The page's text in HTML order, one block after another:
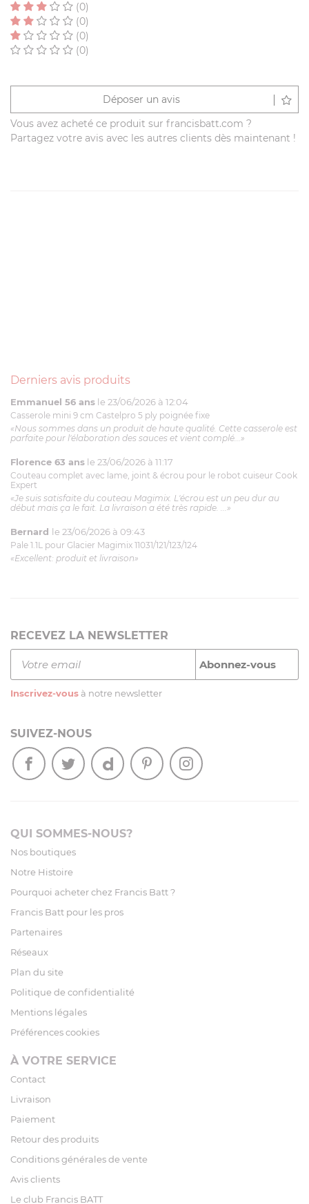
(0)
(0)
(0)
(0)
Déposer un avis
Vous avez acheté ce produit sur francisbatt.com ?
Partagez votre avis avec les autres clients dès maintenant !
Derniers avis produits
Emmanuel 56 ans le 23/06/2026 à 12:04
Casserole mini 9 cm Castelpro 5 ply poignée fixe
«Nous sommes dans un produit de haute qualité. Cette casserole est
parfaite pour l'élaboration des sauces et vient complé...»
Florence 63 ans le 23/06/2026 à 11:17
Couteau complet avec lame, joint & écrou pour le robot cuiseur Cook
Expert
«Je suis satisfaite du couteau Magimix. L'écrou est un peu dur au
début mais ça le fait. La livraison a été très rapide. ...»
Bernard le 23/06/2026 à 09:43
Pale 1.1L pour Glacier Magimix 11031/121/123/124
«Excellent: produit et livraison»
RECEVEZ LA NEWSLETTER
Inscrivez-vous à notre newsletter
SUIVEZ-NOUS
QUI SOMMES-NOUS?
Nos boutiques
Notre Histoire
Pourquoi acheter chez Francis Batt ?
Francis Batt pour les pros
Partenaires
Réseaux
Plan du site
Politique de confidentialité
Mentions légales
Préférences cookies
À VOTRE SERVICE
Contact
Livraison
Paiement
Retour des produits
Conditions générales de vente
Avis clients
Le club Francis BATT